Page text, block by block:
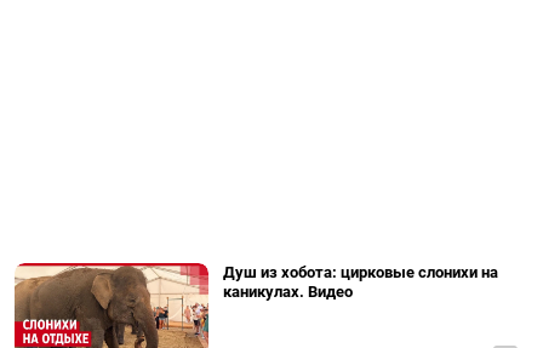
Душ из хобота: цирковые слонихи на
каникулах. Видео